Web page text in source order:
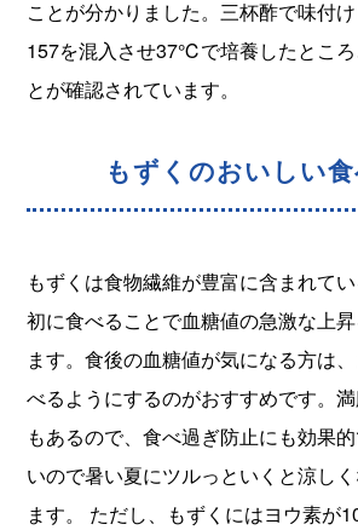
ことが分かりました。三杯酢で味付
157を混入させ37℃で培養したところ
とが確認されています。
もずくのおいしい
もずくは食物繊維が豊富に含まれて
初に食べることで血糖値の急激な上
ます。食後の血糖値が気になる方は
べるようにするのがおすすめです。
もあるので、食べ過ぎ防止にも効果
いので暑い夏にツルっといくと涼し
ます。 ただし、もずくにはヨウ素が